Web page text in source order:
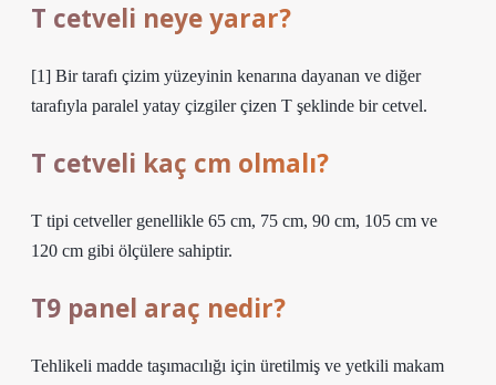
T cetveli neye yarar?
[1] Bir tarafı çizim yüzeyinin kenarına dayanan ve diğer
tarafıyla paralel yatay çizgiler çizen T şeklinde bir cetvel.
T cetveli kaç cm olmalı?
T tipi cetveller genellikle 65 cm, 75 cm, 90 cm, 105 cm ve
120 cm gibi ölçülere sahiptir.
T9 panel araç nedir?
Tehlikeli madde taşımacılığı için üretilmiş ve yetkili makam